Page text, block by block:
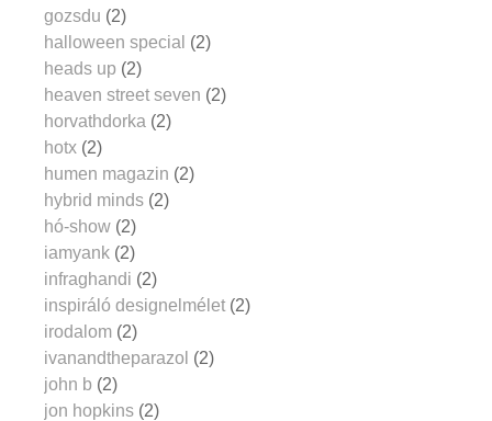
gozsdu (2)
halloween special (2)
heads up (2)
heaven street seven (2)
horvathdorka (2)
hotx (2)
humen magazin (2)
hybrid minds (2)
hó-show (2)
iamyank (2)
infraghandi (2)
inspiráló designelmélet (2)
irodalom (2)
ivanandtheparazol (2)
john b (2)
jon hopkins (2)